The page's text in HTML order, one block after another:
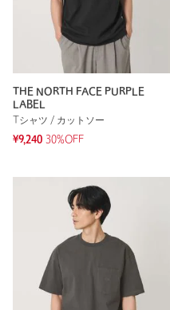
THE NORTH FACE PURPLE
LABEL
Tシャツ / カットソー
¥9,240 30%OFF